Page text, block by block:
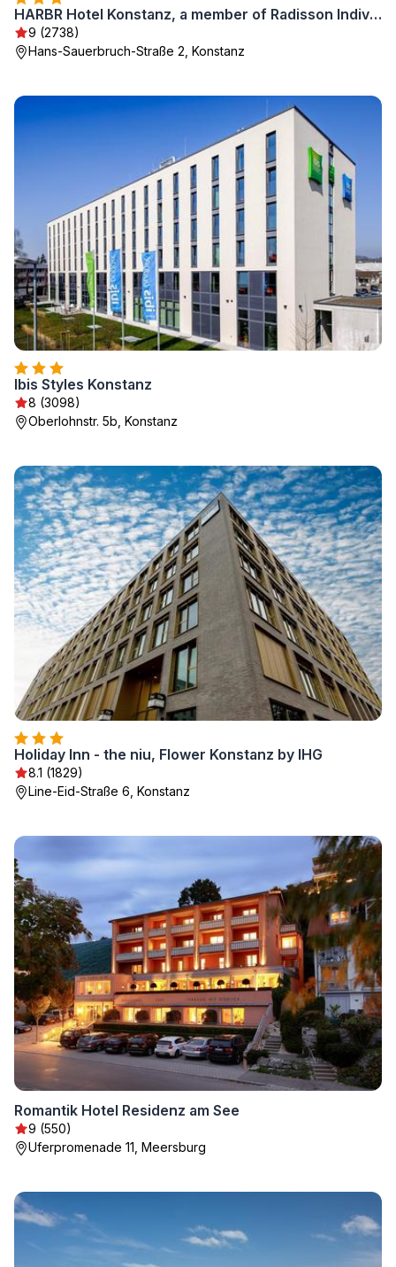
HARBR Hotel Konstanz, a member of Radisson Individuals
9 (2738)
Hans-Sauerbruch-Straße 2, Konstanz
Ibis Styles Konstanz
8 (3098)
Oberlohnstr. 5b, Konstanz
Holiday Inn - the niu, Flower Konstanz by IHG
8.1 (1829)
Line-Eid-Straße 6, Konstanz
Romantik Hotel Residenz am See
9 (550)
Uferpromenade 11, Meersburg